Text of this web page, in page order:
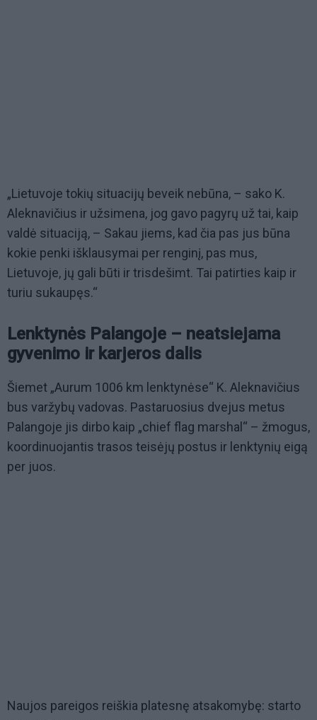
„Lietuvoje tokių situacijų beveik nebūna, – sako K.
Aleknavičius ir užsimena, jog gavo pagyrų už tai, kaip
valdė situaciją, – Sakau jiems, kad čia pas jus būna
kokie penki išklausymai per renginį, pas mus,
Lietuvoje, jų gali būti ir trisdešimt. Tai patirties kaip ir
turiu sukaupęs.“
Lenktynės Palangoje – neatsiejama
gyvenimo ir karjeros dalis
Šiemet „Aurum 1006 km lenktynėse“ K. Aleknavičius
bus varžybų vadovas. Pastaruosius dvejus metus
Palangoje jis dirbo kaip „chief flag marshal“ – žmogus,
koordinuojantis trasos teisėjų postus ir lenktynių eigą
per juos.
Naujos pareigos reiškia platesnę atsakomybę: starto